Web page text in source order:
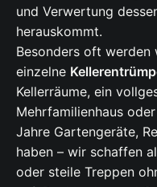
und Verwertung
herauskommt.
Besonders oft
einzelne
Kellerräume, ein
Mehrfamilienhaus
Jahre Gartengeräte,
haben – wir schaffen
oder steile Treppen